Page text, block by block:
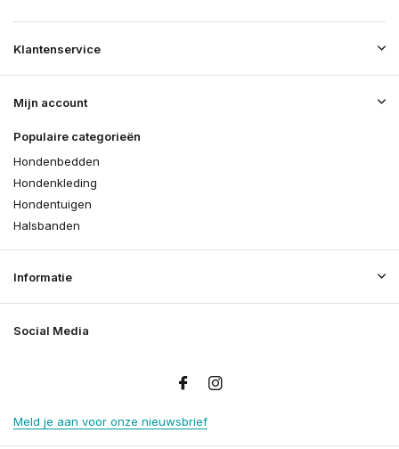
Klantenservice
Mijn account
Populaire categorieën
Hondenbedden
Hondenkleding
Hondentuigen
Halsbanden
Informatie
Social Media
Meld je aan voor onze nieuwsbrief